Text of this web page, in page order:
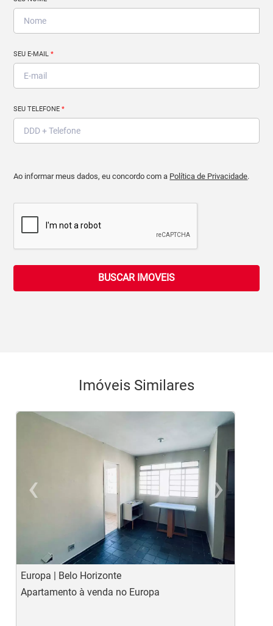
SEU E-MAIL*
SEU TELEFONE*
Ao informar meus dados, eu concordo com a Política de Privacidade.
BUSCAR IMOVEIS
Imóveis Similares
‹
Previous
›
Europa | Belo Horizonte
Apartamento à venda no Europa